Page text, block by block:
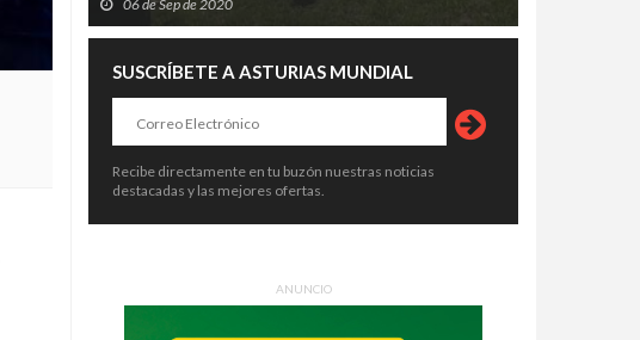
06 de Sep de 2020
SUSCRÍBETE A ASTURIAS MUNDIAL
Recibe directamente en tu buzón nuestras noticias
destacadas y las mejores ofertas.
ANUNCIO